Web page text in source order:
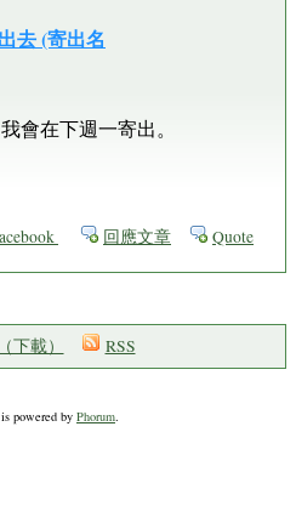
去 (寄出名
會在下週一寄出。
回應文章 Quote
下載）
RSS
is powered by Phorum.